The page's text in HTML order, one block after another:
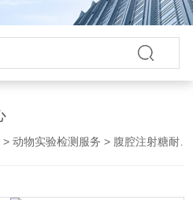
>动物实验检测服务 > 腹腔注射糖耐量动物实验